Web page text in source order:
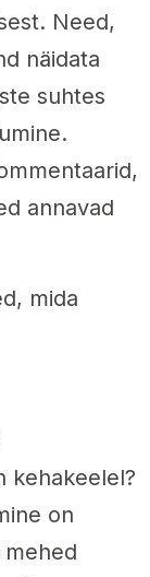
Need,
näidata
suhtes
annavad
mida
kehakeelel?
on